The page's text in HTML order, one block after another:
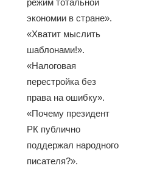
режим тотальной
экономии в стране».
«Хватит мыслить
шаблонами!».
«Налоговая
перестройка без
права на ошибку».
«Почему президент
РК публично
поддержал народного
писателя?».